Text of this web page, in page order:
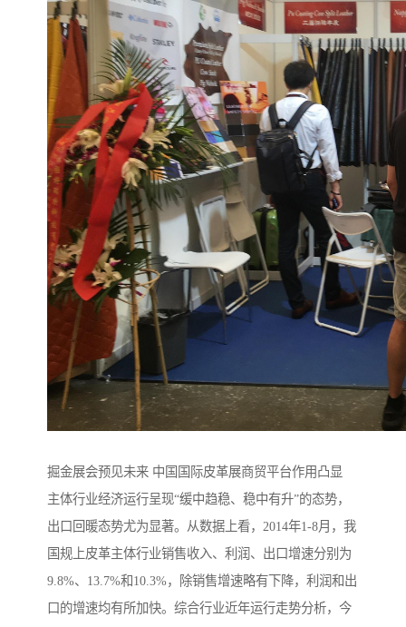
掘金展会预见未来 中国国际皮革展商贸平台作用凸显
主体行业经济运行呈现“缓中趋稳、稳中有升”的态势，
出口回暖态势尤为显著。从数据上看，2014年1-8月，我
国规上皮革主体行业销售收入、利润、出口增速分别为
9.8%、13.7%和10.3%，除销售增速略有下降，利润和出
口的增速均有所加快。综合行业近年运行走势分析，今